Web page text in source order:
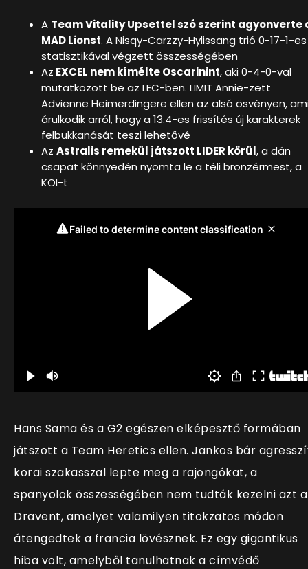
A Team Vitality Upsettel szó szerint agyonverte
MAD Lionst. A Nisqy-Carzzy-Hylissang trió 0-17-1-es
statisztikával végzett összességében
Az EXCEL nem kímélte Oscarinint, aki 0-4-0-val
mutatkozott be az LEC-ben. LIMIT Annie-zett
Advienne Heimerdingere ellen az alsó ösvényen,
árulkodik arról, hogy a 13.4-es frissítés új karakterek
felbukkanását teszi lehetővé
Az Astralis remekül játszott LIDER körül, a dán
csapat könnyedén nyomta le a téli bronzérmest, a
KOI-t
Hans Sama és a G2 egészen elképesztő formában
játszott a Team Heretics ellen. Jankos bár
korai szakasszal lepte meg a rajongókat, a
spanyolok összességében nem tudták kezelni azt a
Dravent, amelyet valamilyen titokzatos módon
átengedtek a francia lövésznek. Ez egy gigantikus
hiba volt, amelyből tanulhatnak a címvédő